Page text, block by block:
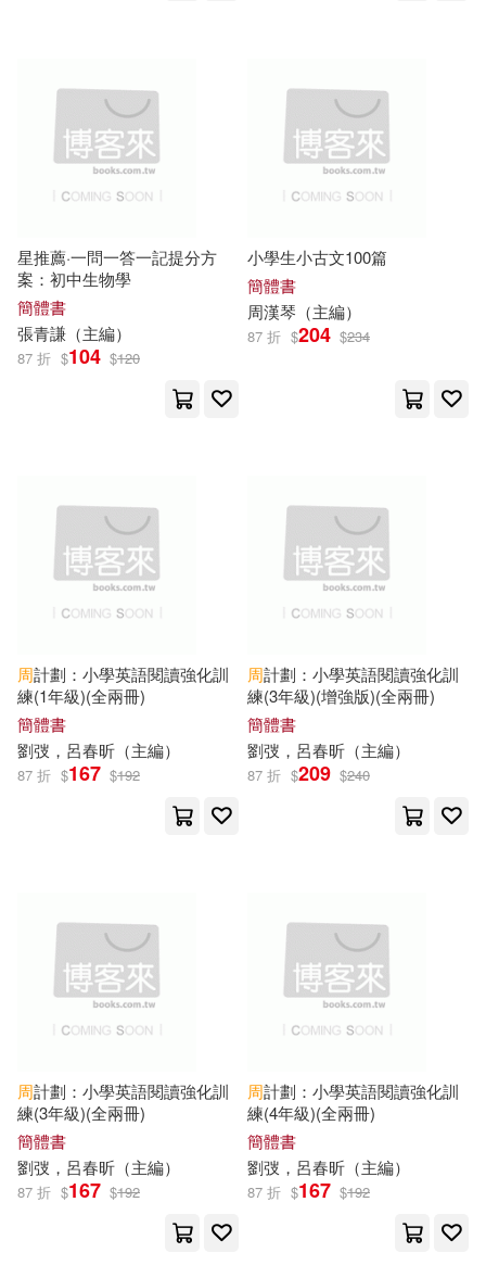
トモセ シュンサク(11)
張祥斌（主編）(11)
徐華軍（主編）(11)
春の日びより(11)
黃侃（主編）(11)
DEEP’S(10) MACプラス(10)
ケイ・エム・プロデュース(10)
全國素養閱讀研究會(10)
全國衛生專業技術資格考試用書編
寫專家委員會(10)
小牛頓科學教育有限公司編輯團隊
張偉（主編）(10) 張煒(10)
於莉（主編）(10)
李成文（主編）(10)
桑楚（主編）(10)
花山文藝出版社(67)
中華書局(66)
北方婦女兒童出版社(66)
安徽科學技術出版社(66)
江蘇大學出版社(66)
新疆青少年出版社(65)
中國經濟出版社(63)
蘭州大學出版社(63) 麥田(63)
江西科學技術出版社(62)
天津大學出版社(61)
河南大學出版社(61)
武漢理工大學出版社(60)
星推薦·一問一答一記提分方
案：初中生物學
簡體書
張青謙（主編）
87 折 $104 $120
小學生小古文100篇
簡體書
周漢琴（主編）
87 折 $204 $234
周計劃：小學英語閱讀強化訓
練(1年級)(全兩冊)
簡體書
劉弢，呂春昕（主編）
87 折 $167 $192
周計劃：小學英語閱讀強化訓
練(3年級)(增強版)(全兩冊)
簡體書
劉弢，呂春昕（主編）
87 折 $209 $240
周計劃：小學英語閱讀強化訓
練(3年級)(全兩冊)
簡體書
劉弢，呂春昕（主編）
87 折 $167 $192
周計劃：小學英語閱讀強化訓
練(4年級)(全兩冊)
簡體書
劉弢，呂春昕（主編）
87 折 $167 $192